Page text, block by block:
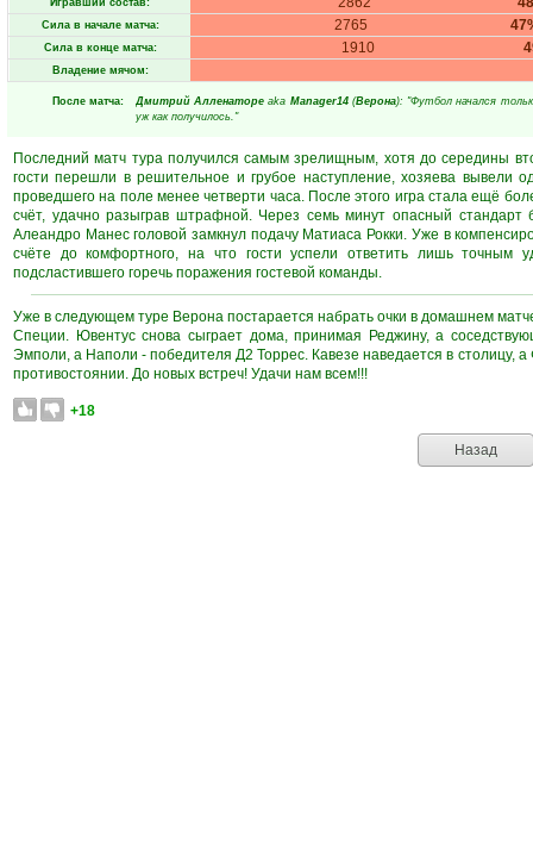
Игравший состав:
Сила в начале матча: 2765
Сила в конце матча: 1910
Владение мячом:
После матча: Дмитрий Алленаторе aka Manager14 (Верона): "Футбол начался
уж как получилось."
Последний матч тура получился самым зрелищным, хотя до середины
гости перешли в решительное и грубое наступление, хозяева вывели
проведшего на поле менее четверти часа. После этого игра стала ещё
счёт, удачно разыграв штрафной. Через семь минут опасный
Алеандро Манес головой замкнул подачу Матиаса Рокки. Уже в
счёте до комфортного, на что гости успели ответить лишь
подсластившего горечь поражения гостевой команды.
Уже в следующем туре Верона постарается набрать очки в домашнем
Специи. Ювентус снова сыграет дома, принимая Реджину, а
Эмполи, а Наполи - победителя Д2 Торрес. Кавезе наведается в столицу,
противостоянии. До новых встреч! Удачи нам всем!!!
+18
Назад